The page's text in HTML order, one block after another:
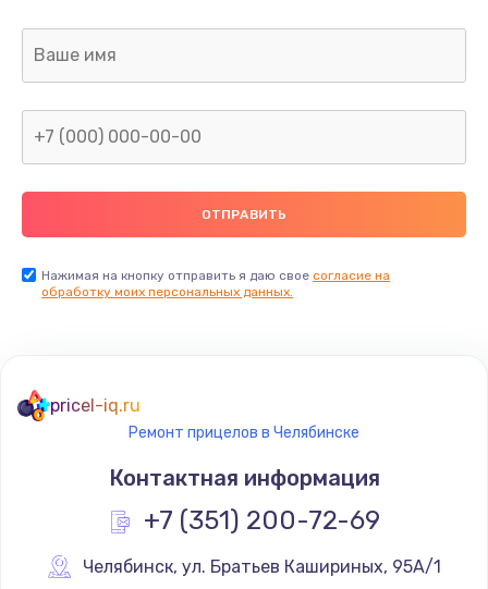
Нажимая на кнопку отправить я даю свое согласие на
обработку моих персональных данных.
pricel-iq.ru
Ремонт прицелов в Челябинске
Контактная информация
+7 (351) 200-72-69
Челябинск, ул. Братьев Кашириных, 95А/1